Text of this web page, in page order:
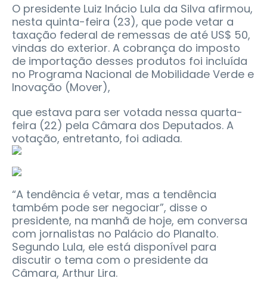
O presidente Luiz Inácio Lula da Silva afirmou,
nesta quinta-feira (23), que pode vetar a
taxação federal de remessas de até US$ 50,
vindas do exterior. A cobrança do imposto
de importação desses produtos foi incluída
no Programa Nacional de Mobilidade Verde e
Inovação (Mover),
que estava para ser votada nessa quarta-
feira (22) pela Câmara dos Deputados. A
votação, entretanto, foi adiada.
“A tendência é vetar, mas a tendência
também pode ser negociar”, disse o
presidente, na manhã de hoje, em conversa
com jornalistas no Palácio do Planalto.
Segundo Lula, ele está disponível para
discutir o tema com o presidente da
Câmara, Arthur Lira.